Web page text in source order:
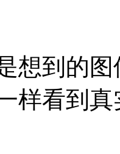
到的图
样看到